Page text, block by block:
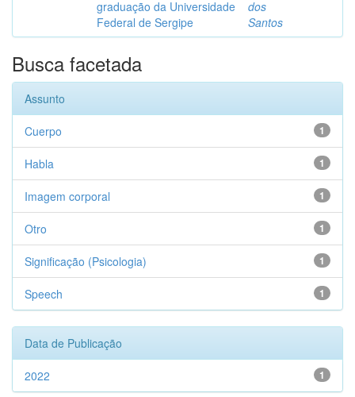
graduação da Universidade
Federal de Sergipe
dos
Santos
Busca facetada
Assunto
1
Cuerpo
1
Habla
1
Imagem corporal
1
Otro
1
Significação (Psicologia)
1
Speech
Data de Publicação
1
2022